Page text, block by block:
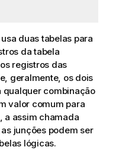
duas tabelas para
da tabela
registros das
geralmente, os dois
qualquer combinação
valor comum para
a assim chamada
junções podem ser
lógicas.